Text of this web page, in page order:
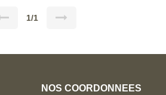
1/1
NOS COORDONNÉES